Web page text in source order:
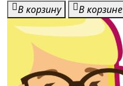
В корзину В корзине